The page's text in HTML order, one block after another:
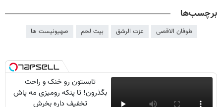
برچسب‌ها
طوفان الاقصی عزت الرشق بیت لحم صهیونیست ها
تابستون رو خنک و راحت
بگذرون! تا پنکه رومیزی مه پاش
تخفیف داره بخرش